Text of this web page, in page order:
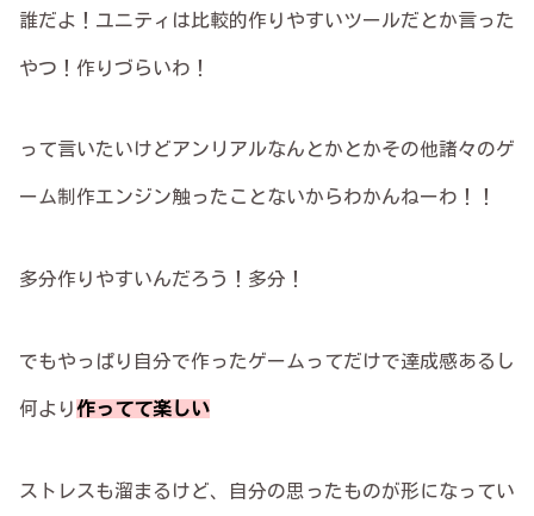
誰だよ！ユニティは比較的作りやすいツールだとか言った
やつ！作りづらいわ！
って言いたいけどアンリアルなんとかとかその他諸々のゲ
ーム制作エンジン触ったことないからわかんねーわ！！
多分作りやすいんだろう！多分！
でもやっぱり自分で作ったゲームってだけで達成感あるし
何より作ってて楽しい
ストレスも溜まるけど、自分の思ったものが形になってい